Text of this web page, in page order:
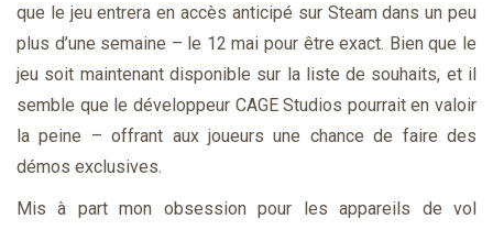
que le jeu entrera en accès anticipé sur Steam dans un peu
plus d’une semaine – le 12 mai pour être exact. Bien que le
jeu soit maintenant disponible sur la liste de souhaits, et il
semble que le développeur CAGE Studios pourrait en valoir
la peine – offrant aux joueurs une chance de faire des
démos exclusives.
Mis à part mon obsession pour les appareils de vol